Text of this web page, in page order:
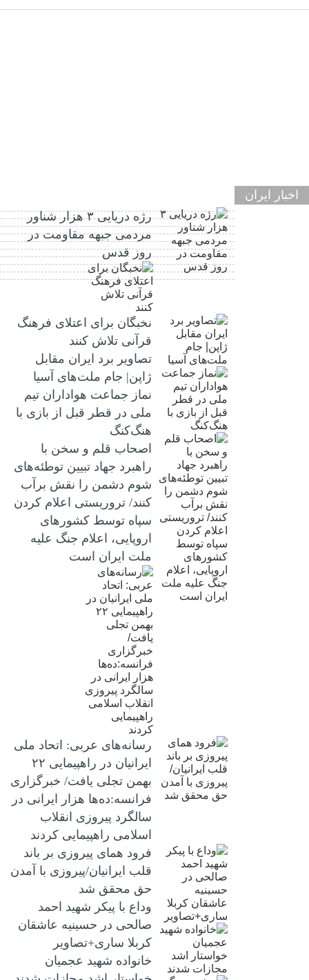
اخبار ایران
رژه دریایی ۳ هزار شناور
مردمی جبهه مقاومت در
روز قدس
نخبگان برای اعتلای فرهنگ
قرآنی تلاش کنند
تصاویر برد ایران مقابل
ژاپن| جام ملت‌های آسیا
نماز جماعت هواداران تیم
ملی در قطر قبل از بازی با
هنگ‌کنگ
اصحاب قلم و سخن با
راهبرد جهاد تبیین توطئه‌های
شوم دشمن را نقش برآب
کنند/ تروریستی اعلام کردن
سپاه توسط کشورهای
اروپایی، اعلام جنگ علیه
ملت ایران است
رسانه‌های عربی: اتحاد ملی
ایرانیان در راهپیمایی ۲۲
بهمن تجلی یافت/ خبرگزاری
فرانسه:ده‌ها هزار ایرانی در
سالگرد پیروزی انقلاب
اسلامی راهپیمایی کردند
فرود همای پیروزی بر باند
قلب ایرانیان/پیروزی با آمدن
حق محقق شد
وداع با پیکر شهید احمد
صالحی‌ در حسینیه عاشقان
کربلا ساری+تصاویر
خانواده شهید عجمیان